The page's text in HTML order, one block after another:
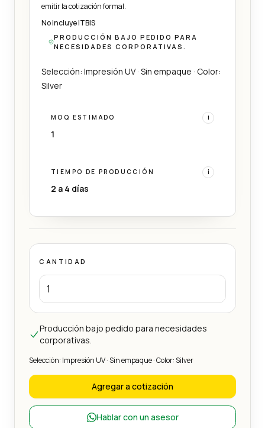
emitir la cotización formal.
No incluye ITBIS
PRODUCCIÓN BAJO PEDIDO PARA
NECESIDADES CORPORATIVAS.
Selección: Impresión UV · Sin empaque · Color:
Silver
MOQ ESTIMADO i
1
TIEMPO DE PRODUCCIÓN i
2 a 4 días
CANTIDAD
Producción bajo pedido para necesidades
corporativas.
Selección: Impresión UV · Sin empaque · Color: Silver
Agregar a cotización
Hablar con un asesor